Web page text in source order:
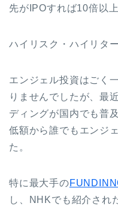
先がIPOすれば10倍以
ハイリスク・ハイリタ
エンジェル投資はごく
りませんでしたが、最
ディングが国内でも普
低額から誰でもエンジ
た。
特に最大手の
し、NHKでも紹介され